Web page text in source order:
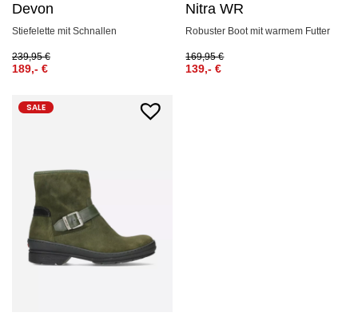
Devon
Stiefelette mit Schnallen
239,95€
189,- €
Nitra WR
Robuster Boot mit warmem Futter
169,95€
139,-€
SALE